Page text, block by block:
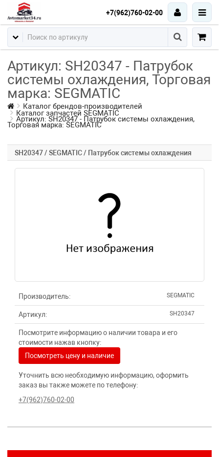
+7(962)760-02-00
Артикул: SH20347 - Патрубок
системы охлаждения, Торговая
марка: SEGMATIC
Каталог брендов-производителей
Каталог запчастей SEGMATIC
Артикул: SH20347 - Патрубок системы охлаждения,
Торговая марка: SEGMATIC
SH20347 / SEGMATIC / Патрубок системы охлаждения
Производитель: SEGMATIC
Артикул: SH20347
Посмотрите информацию о наличии товара и его
стоимости нажав кнопку:
Посмотреть цену и наличие
Уточнить всю необходимую информацию, оформить
заказ вы также можете по телефону:
+7(962)760-02-00